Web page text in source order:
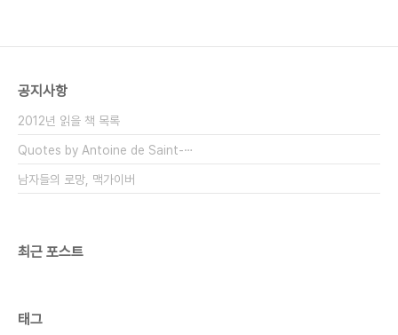
공지사항
2012년 읽을 책 목록
Quotes by Antoine de Saint-⋯
남자들의 로망, 맥가이버
최근 포스트
태그